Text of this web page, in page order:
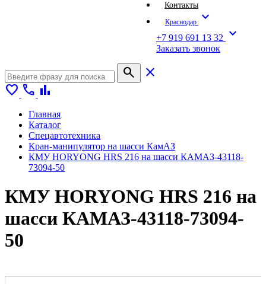
Контакты
Краснодар expand_more
+7 919 691 13 32 expand_more
Заказать звонок
search
close
favorite call bar_chart
Главная
Каталог
Спецавтотехника
Кран-манипулятор на шасси КамАЗ
КМУ HORYONG HRS 216 на шасси КАМАЗ-43118-
73094-50
КМУ HORYONG HRS 216 на
шасси КАМАЗ-43118-73094-
50